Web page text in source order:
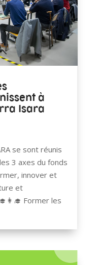
à
Isara
se sont réunis
3 axes du fonds
innover et
et
Former les